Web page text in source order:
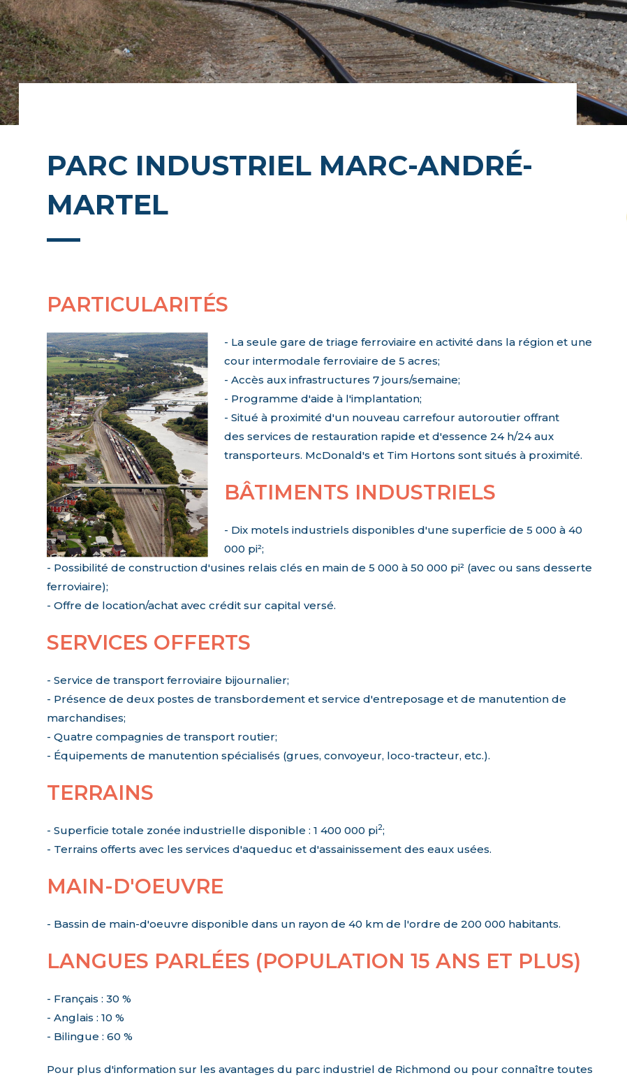
PARC INDUSTRIEL MARC-ANDRÉ-
MARTEL
PARTICULARITÉS
- La seule gare de triage ferroviaire en activité dans la région et une
cour intermodale ferroviaire de 5 acres;
- Accès aux infrastructures 7 jours/semaine;
- Programme d'aide à l'implantation;
- Situé à proximité d'un nouveau carrefour autoroutier offrant
des services de restauration rapide et d'essence 24 h/24 aux
transporteurs. McDonald's et Tim Hortons sont situés à proximité.
BÂTIMENTS INDUSTRIELS
- Dix motels industriels disponibles d'une superficie de 5 000 à 40
000 pi²;
- Possibilité de construction d'usines relais clés en main de 5 000 à 50 000 pi² (avec ou sans desserte
ferroviaire);
- Offre de location/achat avec crédit sur capital versé.
SERVICES OFFERTS
- Service de transport ferroviaire bijournalier;
- Présence de deux postes de transbordement et service d'entreposage et de manutention de
marchandises;
- Quatre compagnies de transport routier;
- Équipements de manutention spécialisés (grues, convoyeur, loco-tracteur, etc.).
TERRAINS
- Superficie totale zonée industrielle disponible : 1 400 000 pi2;
- Terrains offerts avec les services d'aqueduc et d'assainissement des eaux usées.
MAIN-D'OEUVRE
- Bassin de main-d'oeuvre disponible dans un rayon de 40 km de l'ordre de 200 000 habitants.
LANGUES PARLÉES (POPULATION 15 ANS ET PLUS)
- Français : 30 %
- Anglais : 10 %
- Bilingue : 60 %
Pour plus d'information sur les avantages du parc industriel de Richmond ou pour connaître toutes